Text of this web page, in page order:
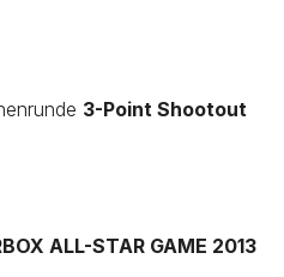
3-Point Shootout
ALL-STAR GAME 2013